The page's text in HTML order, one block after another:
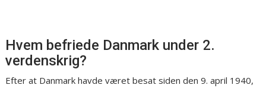
Hvem befriede Danmark under 2.
verdenskrig?
Efter at Danmark havde været besat siden den 9. april 1940,